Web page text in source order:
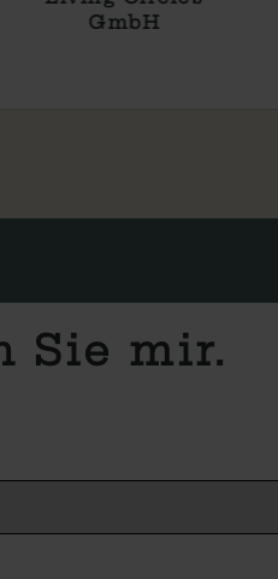
Sie mir.